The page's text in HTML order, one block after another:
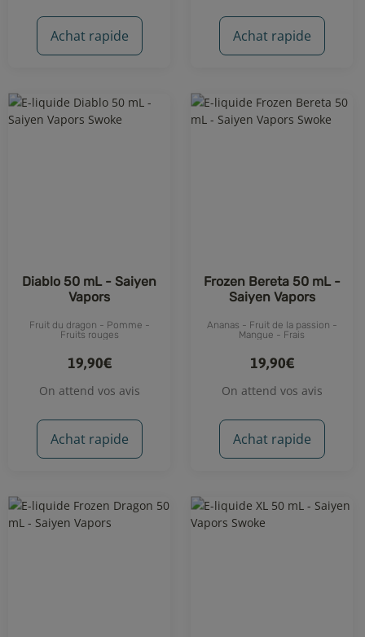
Achat rapide Achat rapide
Diablo 50 mL - Saiyen
Vapors
Fruit du dragon - Pomme -
Fruits rouges
19,90€
On attend vos avis
Achat rapide
Frozen Bereta 50 mL -
Saiyen Vapors
Ananas - Fruit de la passion -
Mangue - Frais
19,90€
On attend vos avis
Achat rapide